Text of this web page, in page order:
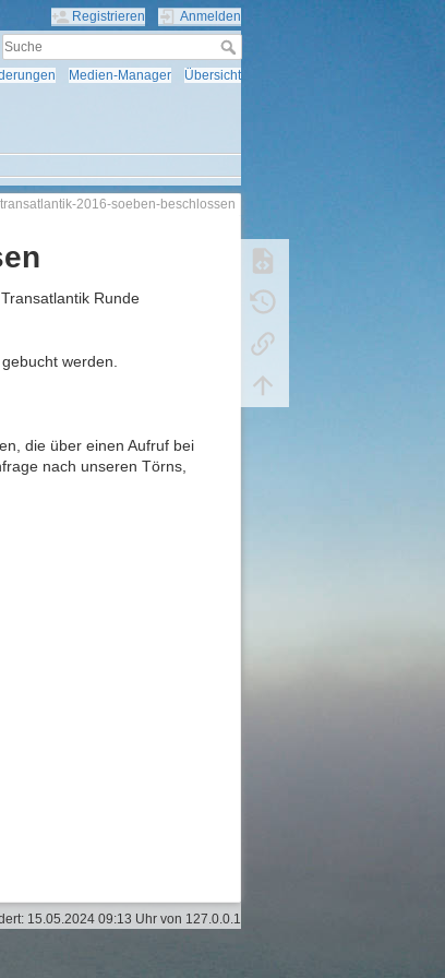
Registrieren Anmelden
Medien-Manager Übersicht
2016-soeben-beschlossen
Runde
werden.
die über einen Aufruf bei
nach unseren Törns,
15.05.2024 09:13 Uhr von 127.0.0.1